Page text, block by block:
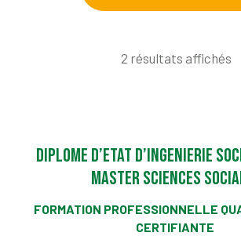
2 résultats affichés
DIPLOME D’ETAT D’INGENIERIE
MASTER SCIENCES
FORMATION PROFESSIONNELLE
CERTIFIANTE